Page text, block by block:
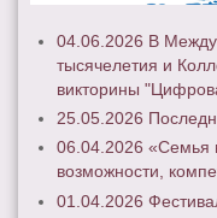
04.06.2026 В
тысячелетия и
викторины
25.05.2026
06.04.2026 «Семья
возможности,
01.04.2026